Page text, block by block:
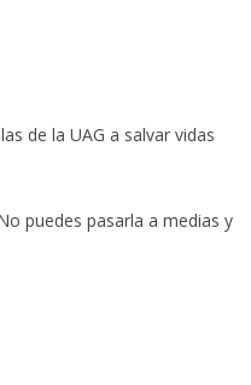
de la UAG a salvar vidas
puedes pasarla a medias y